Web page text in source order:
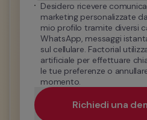
Desidero ricevere
marketing personalizzate
mio profilo tramite diversi
WhatsApp, messaggi
sul cellulare. Factorial
artificiale per effettuare
le tue preferenze o
momento.